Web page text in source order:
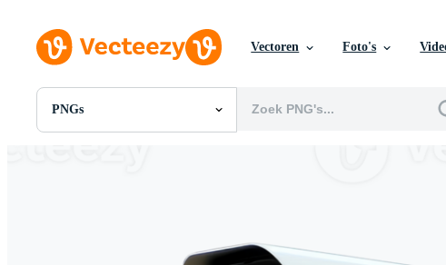
Vectoren Foto's
PNGs
Alle Afbeeldingen